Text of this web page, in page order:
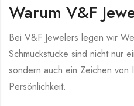
Warum V&F
Bei V&F Jewelers legen wir
Schmuckstücke sind nicht nur
sondern auch ein Zeichen von
Persönlichkeit.